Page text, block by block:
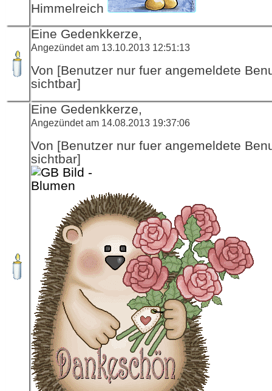
Himmelreich
Eine Gedenkkerze,
Angezündet am 13.10.2013 12:51:13
Von [Benutzer nur fuer angemeldete
sichtbar]
Eine Gedenkkerze,
Angezündet am 14.08.2013 19:37:06
Von [Benutzer nur fuer angemeldete
sichtbar]